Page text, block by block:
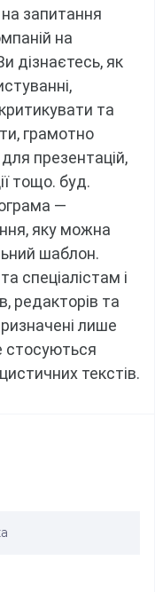
на запитання
на
дізнаєтесь, як
та
грамотно
презентацій,
тощо. буд.
—
яку можна
шаблон.
спеціалістам і
редакторів та
лише
стосуються
текстів.